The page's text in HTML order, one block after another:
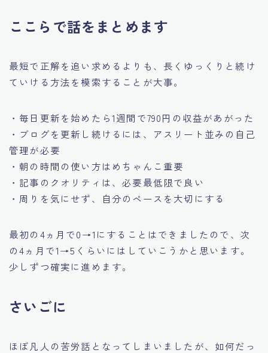
ここらで話をまとめます
最短で正解を追い求めるよりも、長くゆっくりと続け
ていける方法を模索することが大事。
・毎日更新を始めたら1週間で790円の収益があがった
・ブログを更新し続けるには、アスリート並みの自己
管理が必要
・朝の時間の使い方はめちゃんこ重要
・記事のクオリティは、必要最低限で良い
・周りを気にせず、自分のペースを大切にする
最初の4ヵ月で0→1にすることはできましたので、次
の4ヵ月で1→5くらいにはしていこうかと思います。
少しずつ確実に進めます。
さいごに
ほぼ凡人の苦労話となってしまいましたが、如何だっ